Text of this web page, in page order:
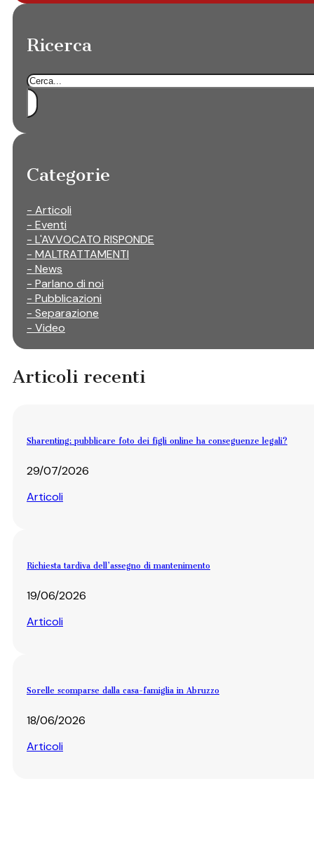
Ricerca
Cerca
Categorie
- Articoli
- Eventi
- L'AVVOCATO RISPONDE
- MALTRATTAMENTI
- News
- Parlano di noi
- Pubblicazioni
- Separazione
- Video
Articoli recenti
Sharenting: pubblicare foto dei figli online ha conseguenze legali?
29/07/2026
Articoli
Richiesta tardiva dell’assegno di mantenimento
19/06/2026
Articoli
Sorelle scomparse dalla casa-famiglia in Abruzzo
18/06/2026
Articoli